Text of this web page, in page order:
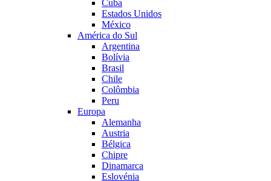
Cuba
Estados Unidos
México
América do Sul
Argentina
Bolívia
Brasil
Chile
Colômbia
Peru
Europa
Alemanha
Austria
Bélgica
Chipre
Dinamarca
Eslovénia